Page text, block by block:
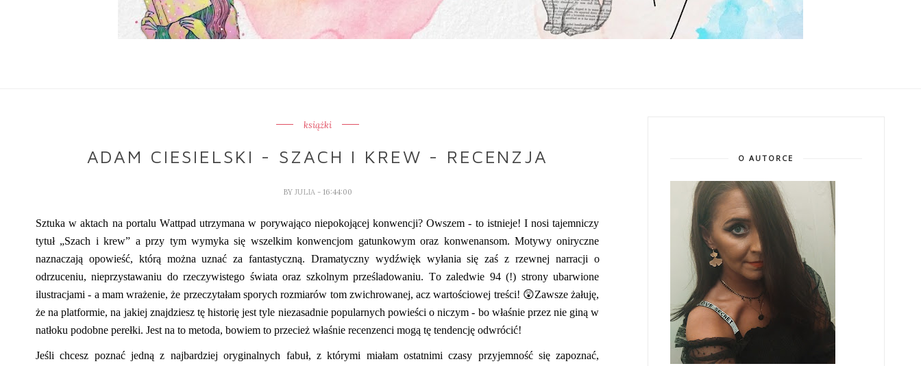
książki
ADAM CIESIELSKI - SZACH I KREW - RECENZJA
BY JULIA - 16:44:00
Sztuka w aktach na portaluWattpad utrzymana w porywająco niepokojącej konwencji? Owszem - to istnieje! I nosi tajemniczy
tytuł „Szach i krew” a przy tym wymyka się wszelkim konwencjom gatunkowym oraz konwenansom. Motywy oniryczne
naznaczają opowieść, którą można uznać za fantastyczną. Dramatyczny wydźwięk wyłania sięzaśz rzewnej narracji o
odrzuceniu, nieprzystawaniu do rzeczywistego świata oraz szkolnym prześladowaniu. To zaledwie 94 (!) strony ubarwione
ilustracjami - a mam wrażenie, że przeczytałam sporych rozmiarów tom zwichrowanej,acz wartościowej treści! 😲Zawsze żałuję,
że na platformie, na jakiej znajdziesz tę historię jest tyle niezasadnie popularnych powieści o niczym - bo właśnie przez nie giną w
natłoku podobne perełki. Jest na to metoda, bowiem to przecież właśnie recenzenci mogą tę tendencję odwrócić!
Jeśli chcesz poznać jedną z najbardziej oryginalnych fabuł, z którymi miałam ostatnimi czasy przyjemność się zapoznać,
O AUTORCE